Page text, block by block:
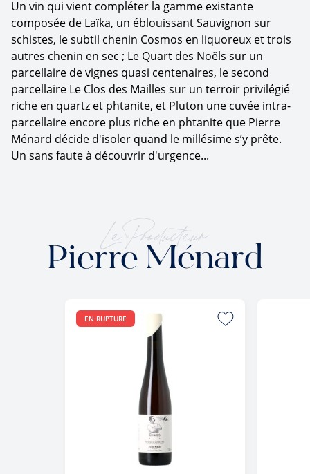
Un vin qui vient compléter la gamme existante
composée de Laïka, un éblouissant Sauvignon sur
schistes, le subtil chenin Cosmos en liquoreux et trois
autres chenin en sec ; Le Quart des Noëls sur un
parcellaire de vignes quasi centenaires, le second
parcellaire Le Clos des Mailles sur un terroir privilégié
riche en quartz et phtanite, et Pluton une cuvée intra-
parcellaire encore plus riche en phtanite que Pierre
Ménard décide d'isoler quand le millésime s’y prête.
Un sans faute à découvrir d'urgence...
Le Producteur
Pierre Ménard
EN RUPTURE